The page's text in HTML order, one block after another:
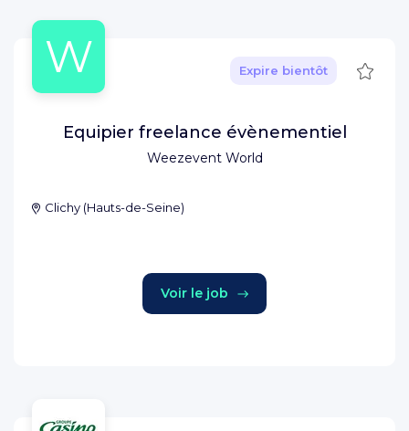
W
Weezevent World
Expire bientôt
Equipier freelance évènementiel
Clichy (Hauts-de-Seine)
Voir le job